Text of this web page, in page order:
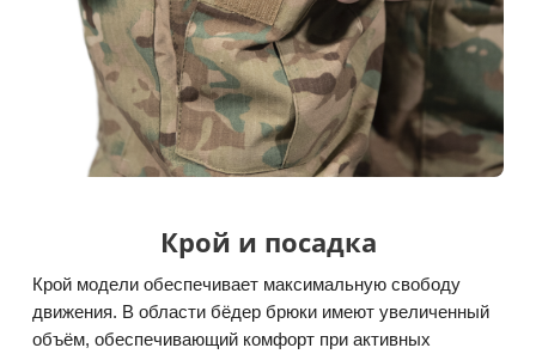
Крой и посадка
Крой модели обеспечивает максимальную свободу
движения. В области бёдер брюки имеют увеличенный
объём, обеспечивающий комфорт при активных